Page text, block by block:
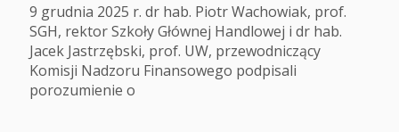
9 grudnia 2025 r. dr hab. Piotr Wachowiak, prof.
SGH, rektor Szkoły Głównej Handlowej i dr hab.
Jacek Jastrzębski, prof. UW, przewodniczący
Komisji Nadzoru Finansowego podpisali
porozumienie o